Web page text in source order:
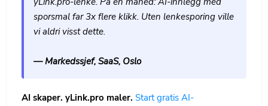
sporsmal far 3x flere klikk. Uten lenkesporing ville
vi aldri visst dette.
— Markedssjef, SaaS, Oslo
AI skaper. yLink.pro maler. Start gratis AI-